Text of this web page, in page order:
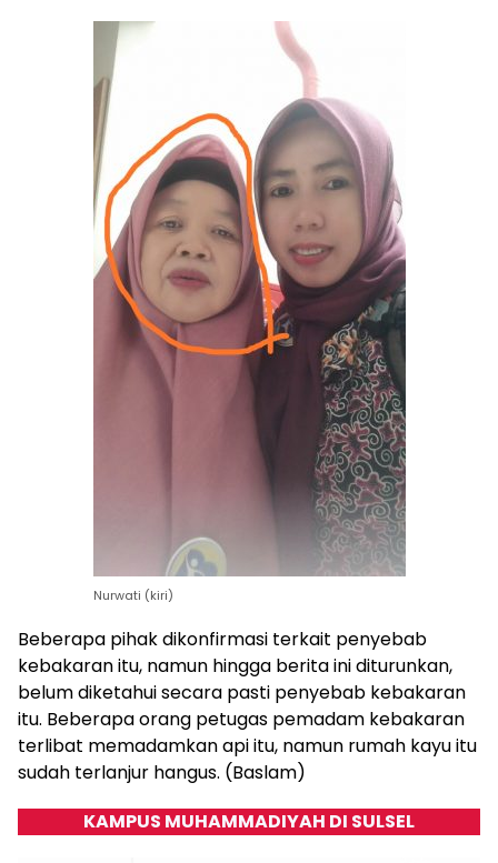
Nurwati (kiri)
Beberapa pihak dikonfirmasi terkait penyebab
kebakaran itu, namun hingga berita ini diturunkan,
belum diketahui secara pasti penyebab kebakaran
itu. Beberapa orang petugas pemadam kebakaran
terlibat memadamkan api itu, namun rumah kayu itu
sudah terlanjur hangus. (Baslam)
KAMPUS MUHAMMADIYAH DI SULSEL